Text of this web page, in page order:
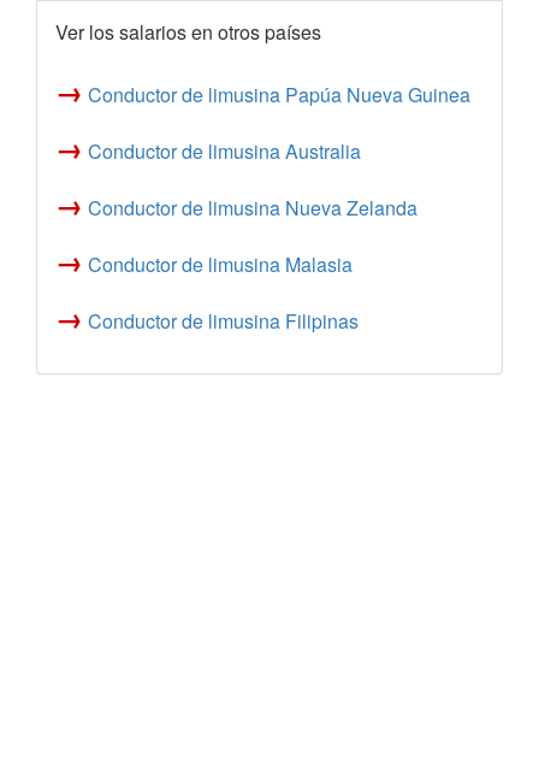
Ver los salarios en otros países
→ Conductor de limusina Papúa Nueva Guinea
→ Conductor de limusina Australia
→ Conductor de limusina Nueva Zelanda
→ Conductor de limusina Malasia
→ Conductor de limusina Filipinas